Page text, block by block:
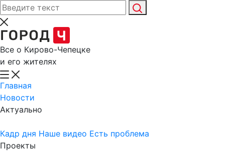
Все о Кирово-Чепецке
и его жителях
Главная
Новости
Актуально
Кадр дня Наше видео Есть проблема
Проекты